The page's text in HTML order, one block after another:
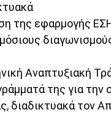
της εφαρμογής
Αναπτυξιακή
της για την
διαδικτυακά τον